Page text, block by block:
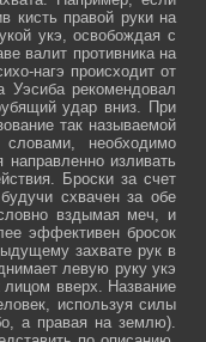
кисть правой руки на
укэ, освобождая с
валит противника на
нагэ происходит от
Уэсиба рекомендовал
удар вниз. При
так называемой
необходимо
изливать
Броски за счет
схвачен за обе
вздымая меч, и
эффективен бросок
захвате рук в
левую руку укэ
лицом вверх. Название
используя силы
а правая на землю).